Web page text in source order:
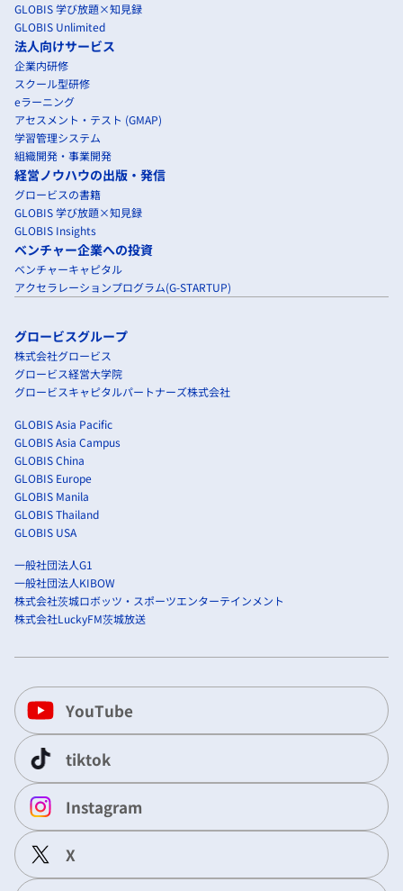
GLOBIS 学び放題×知見録
GLOBIS Unlimited
法人向けサービス
企業内研修
スクール型研修
eラーニング
アセスメント・テスト (GMAP)
学習管理システム
組織開発・事業開発
経営ノウハウの出版・発信
グロービスの書籍
GLOBIS 学び放題×知見録
GLOBIS Insights
ベンチャー企業への投資
ベンチャーキャピタル
アクセラレーションプログラム(G-STARTUP)
グロービスグループ
株式会社グロービス
グロービス経営大学院
グロービスキャピタルパートナーズ株式会社
GLOBIS Asia Pacific
GLOBIS Asia Campus
GLOBIS China
GLOBIS Europe
GLOBIS Manila
GLOBIS Thailand
GLOBIS USA
一般社団法人G1
一般社団法人KIBOW
株式会社茨城ロボッツ・スポーツエンターテインメント
株式会社LuckyFM茨城放送
YouTube
tiktok
Instagram
X